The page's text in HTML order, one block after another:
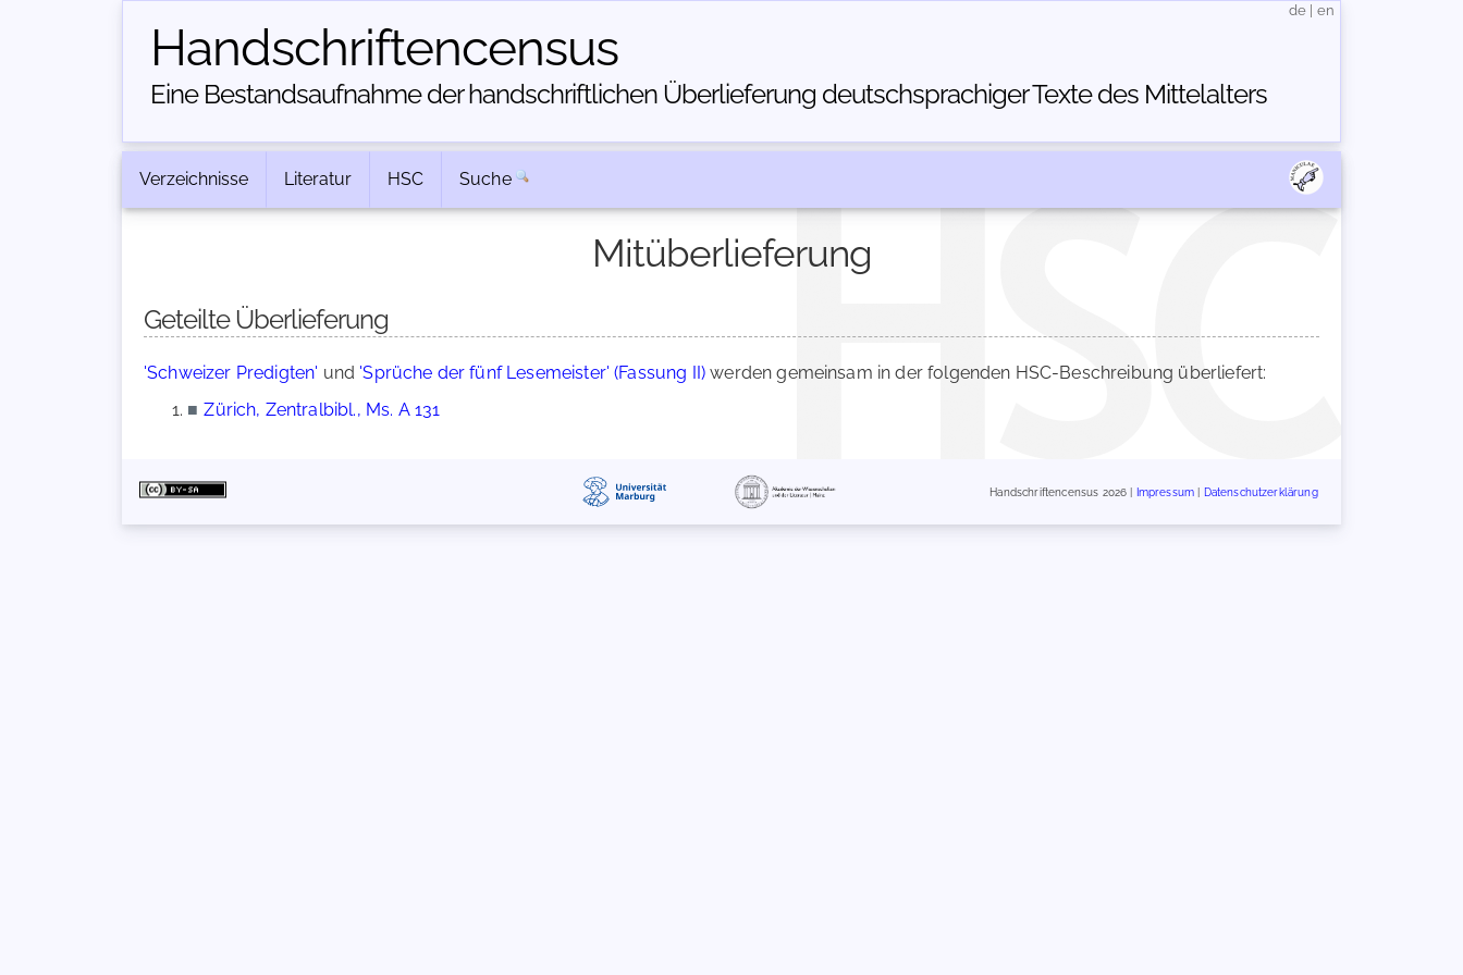
Handschriften­census
Eine Bestandsaufnahme der handschriftlichen Über­lieferung deutschsprachiger Texte des Mittelalters
de en
Verzeichnisse Literatur HSC Suche
Mitüberlieferung
Geteilte Überlieferung
'Schweizer Predigten' und 'Sprüche der fünf Lesemeister' (Fassung II) werden gemeinsam in der folgenden HSC-Beschreibung überliefert:
■ Zürich, Zentralbibl., Ms. A 131
Handschriftencensus 2026 | Impressum Datenschutzerklärung